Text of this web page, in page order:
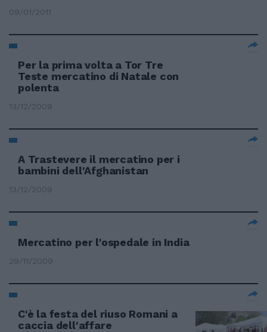
09/01/2011
Per la prima volta a Tor Tre
Teste mercatino di Natale con
polenta
13/12/2009
A Trastevere il mercatino per i
bambini dell'Afghanistan
13/12/2009
Mercatino per l'ospedale in India
29/11/2009
C'è la festa del riuso Romani a
caccia dell'affare